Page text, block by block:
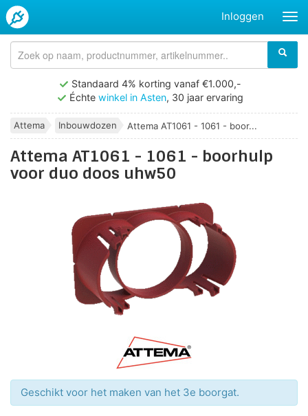
Inloggen
Standaard 4% korting vanaf €1.000,-
Échte winkel in Asten, 30 jaar ervaring
Attema Inbouwdozen Attema AT1061 - 1061 - boor...
Attema AT1061 - 1061 - boorhulp
voor duo doos uhw50
Geschikt voor het maken van het 3e boorgat.